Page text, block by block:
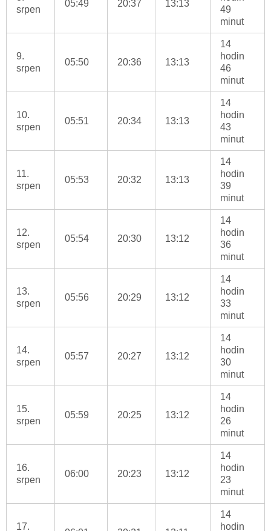
srpen
05:49 20:37 13:13
49
minut
9.
srpen
05:50 20:36 13:13
14
hodin
46
minut
10.
srpen
05:51 20:34 13:13
14
hodin
43
minut
11.
srpen
05:53 20:32 13:13
14
hodin
39
minut
12.
srpen
05:54 20:30 13:12
14
hodin
36
minut
13.
srpen
05:56 20:29 13:12
14
hodin
33
minut
14.
srpen
05:57 20:27 13:12
14
hodin
30
minut
15.
srpen
05:59 20:25 13:12
14
hodin
26
minut
16.
srpen
06:00 20:23 13:12
14
hodin
23
minut
17.
14
hodin